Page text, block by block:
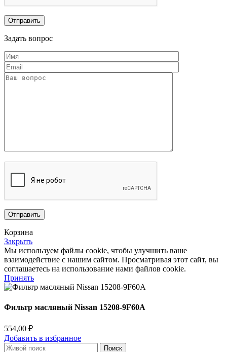
Задать вопрос
Корзина
Закрыть
Мы используем файлы cookie, чтобы улучшить ваше
взаимодействие с нашим сайтом. Просматривая этот сайт, вы
соглашаетесь на использование нами файлов cookie.
Принять
Фильтр масляный Nissan 15208-9F60A
554,00 ₽
Добавить в избранное
Поиск